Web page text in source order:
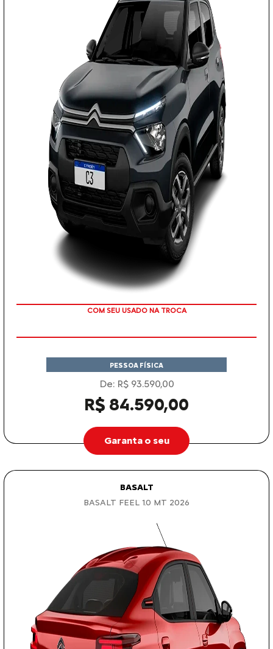
TAXA 0 %
PESSOA FÍSICA
De: R$ 93.590,00
R$ 84.590,00
Garanta o seu
BASALT
BASALT FEEL 1.0 MT 2026